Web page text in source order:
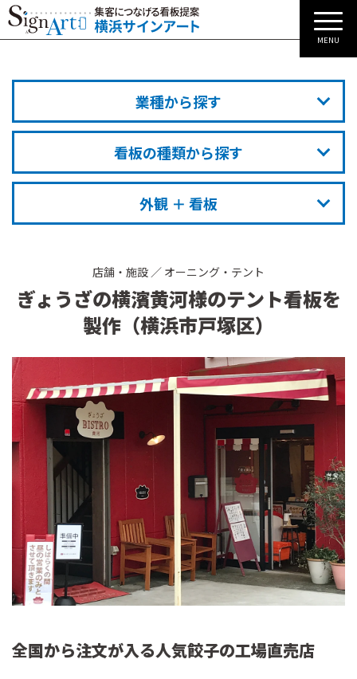
MENU
業種から探す
看板の種類から探す
外観 ＋ 看板
店舗・施設 ／ オーニング・テント
ぎょうざの横濱黄河様のテント看板を
製作（横浜市戸塚区）
全国から注文が入る人気餃子の工場直売店